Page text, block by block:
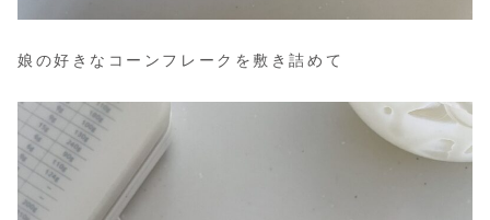
娘の好きなコーンフレークを敷き詰めて